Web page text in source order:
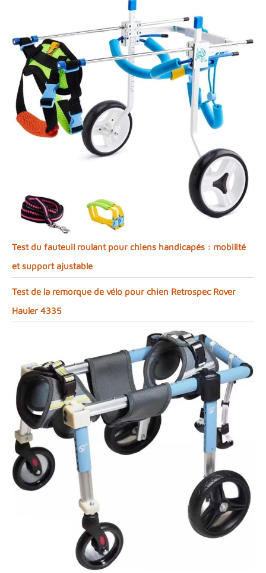
Test du fauteuil roulant pour chiens handicapés : mobilité
et support ajustable
Test de la remorque de vélo pour chien Retrospec Rover
Hauler 4335